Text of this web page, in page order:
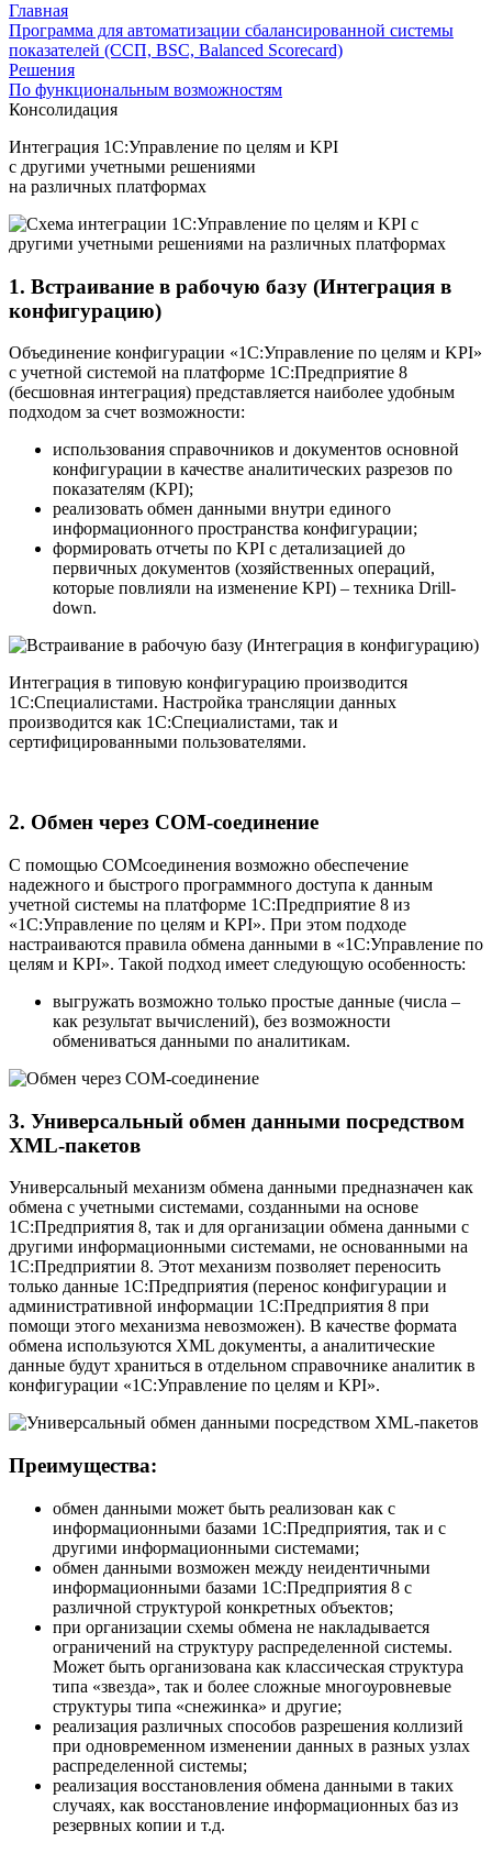
Главная
Программа для автоматизации сбалансированной системы
показателей (ССП, BSC, Balanced Scorecard)
Решения
По функциональным возможностям
Консолидация
Интеграция 1С:Управление по целям и KPI
с другими учетными решениями
на различных платформах
1. Встраивание в рабочую базу (Интеграция в
конфигурацию)
Объединение конфигурации «1С:Управление по целям и KPI»
с учетной системой на платформе 1С:Предприятие 8
(бесшовная интеграция) представляется наиболее удобным
подходом за счет возможности:
использования справочников и документов основной
конфигурации в качестве аналитических разрезов по
показателям (KPI);
реализовать обмен данными внутри единого
информационного пространства конфигурации;
формировать отчеты по KPI с детализацией до
первичных документов (хозяйственных операций,
которые повлияли на изменение KPI) – техника Drill-
down.
Интеграция в типовую конфигурацию производится
1С:Специалистами. Настройка трансляции данных
производится как 1С:Специалистами, так и
сертифицированными пользователями.
2. Обмен через COM­-соединение
С помощью COM­соединения возможно обеспечение
надежного и быстрого программного доступа к данным
учетной системы на платформе 1С:Предприятие 8 из
«1C:Управление по целям и KPI». При этом подходе
настраиваются правила обмена данными в «1C:Управление по
целям и KPI». Такой подход имеет следующую особенность:
выгружать возможно только простые данные (числа –
как результат вычислений), без возможности
обмениваться данными по аналитикам.
3. Универсальный обмен данными посредством
XML-­пакетов
Универсальный механизм обмена данными предназначен как
обмена с учетными системами, созданными на основе
1С:Предприятия 8, так и для организации обмена данными с
другими информационными системами, не основанными на
1С:Предприятии 8. Этот механизм позволяет переносить
только данные 1С:Предприятия (перенос конфигурации и
административной информации 1С:Предприятия 8 при
помощи этого механизма невозможен). В качестве формата
обмена используются XML документы, а аналитические
данные будут храниться в отдельном справочнике аналитик в
конфигурации «1С:Управление по целям и KPI».
Преимущества:
обмен данными может быть реализован как с
информационными базами 1С:Предприятия, так и с
другими информационными системами;
обмен данными возможен между неидентичными
информационными базами 1С:Предприятия 8 с
различной структурой конкретных объектов;
при организации схемы обмена не накладывается
ограничений на структуру распределенной системы.
Может быть организована как классическая структура
типа «звезда», так и более сложные многоуровневые
структуры типа «снежинка» и другие;
реализация различных способов разрешения коллизий
при одновременном изменении данных в разных узлах
распределенной системы;
реализация восстановления обмена данными в таких
случаях, как восстановление информационных баз из
резервных копии и т.д.